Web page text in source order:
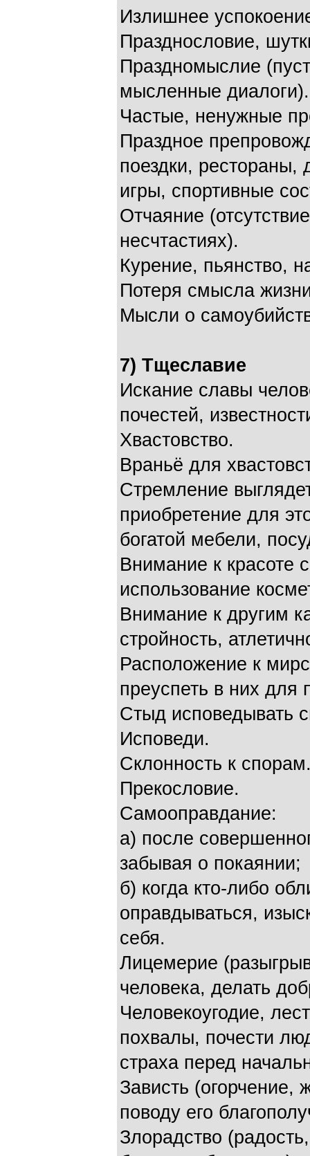
Излишнее
Празднословие,
Праздномыслие
мысленные диалоги).
Частые, ненужные
Праздное
поездки, рестораны,
игры, спортивные
Отчаяние
несчтастиях).
Курение, пьянство,
Потеря смысла
Мысли о
7) Тщеславие
Искание славы
почестей,
Хвастовство.
Враньё для
Стремление
приобретение для
богатой мебели,
Внимание к красоте
использование
Внимание к другим
стройность,
Расположение к
преуспеть в них для
Стыд исповедывать
Исповеди.
Склонность к
Прекословие.
Самооправдание:
a) после
забывая о покаянии;
б) когда кто-либо
оправдываться,
себя.
Лицемерие
человека, делать
Человекоугодие,
похвалы, почести
страха перед
Зависть (огорчение,
поводу его
Злорадство